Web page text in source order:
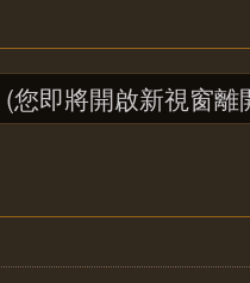
(您即將開啟新視窗離